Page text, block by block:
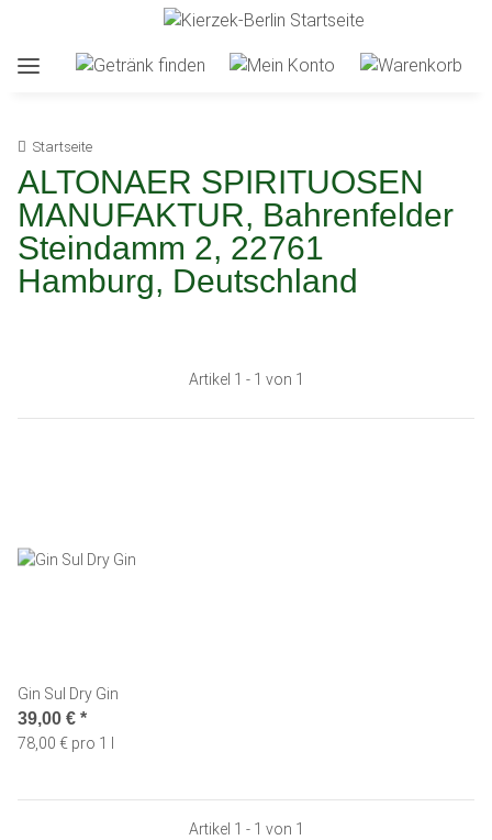
Startseite
ALTONAER SPIRITUOSEN
MANUFAKTUR, Bahrenfelder
Steindamm 2, 22761
Hamburg, Deutschland
Artikel 1 - 1 von 1
Gin Sul Dry Gin
39,00 € *
78,00 € pro 1 l
Artikel 1 - 1 von 1